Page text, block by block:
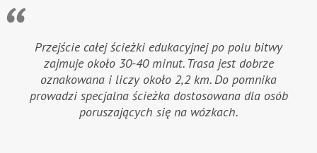
Przejście całej ścieżki edukacyjnej po polu bitwy
zajmuje około 30-40 minut. Trasa jest dobrze
oznakowana i liczy około 2,2 km. Do pomnika
prowadzi specjalna ścieżka dostosowana dla osób
poruszających się na wózkach.